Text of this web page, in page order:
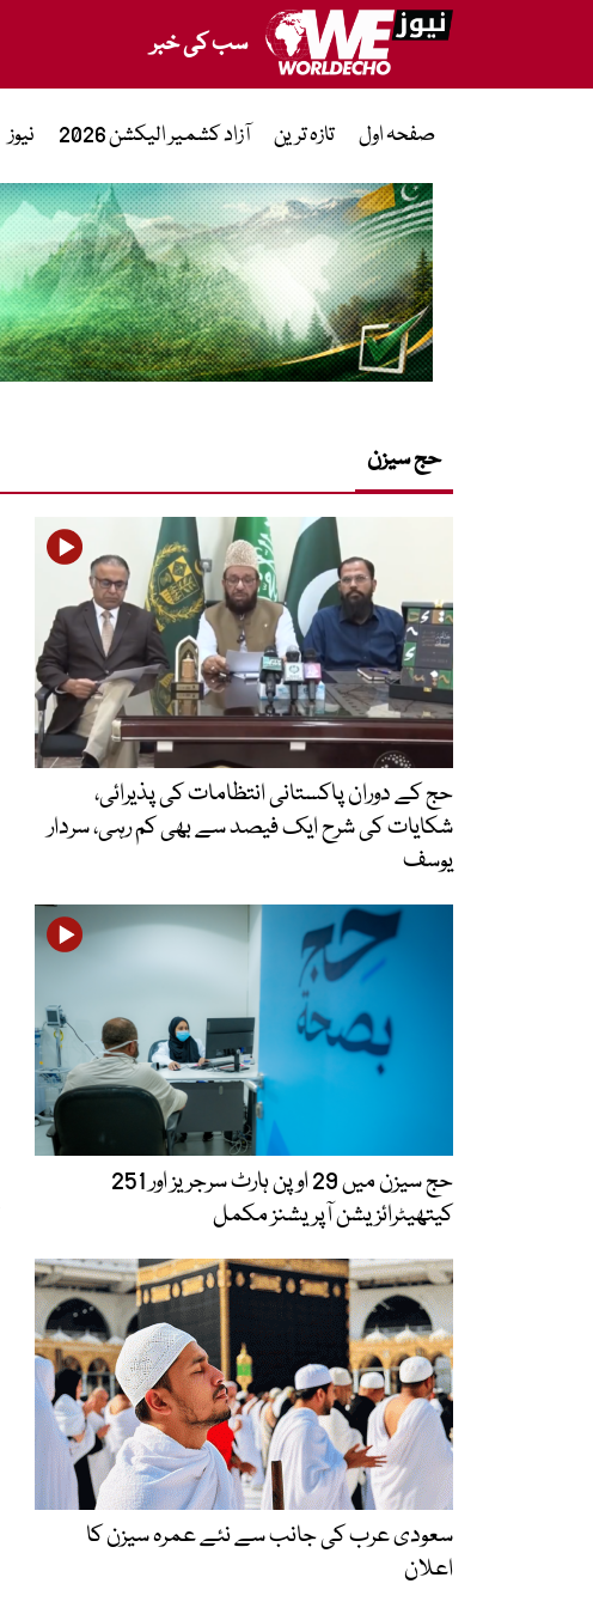
سب کی خبر
صفحہ اول تازہ ترین آزاد کشمیر الیکشن 2026 نیوز
حج سیزن
حج کے دوران پاکستانی انتظامات کی پذیرائی،
شکایات کی شرح ایک فیصد سے بھی کم رہی، سردار
یوسف
حج سیزن میں 29 اوپن ہارٹ سرجریز اور 251
کیتھیٹرائزیشن آپریشنز مکمل
سعودی عرب کی جانب سے نئے عمرہ سیزن کا
اعلان